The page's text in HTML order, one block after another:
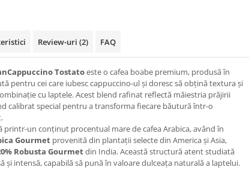
Review-uri (2) FAQ
Tostatoeste o cafea boabe premium, produsă în
pentru cei care iubesc cappuccino-ul și doresc să obțină textura și
cu laptele. Acest blend rafinat reflectă măiestria prăjirii
calibrat special pentru a transforma fiecare băutură într-o
printr-un conținut procentual mare de cafea Arabica, având în
Gourmet provenită din plantații selecte din America și Asia,
Robusta Gourmetdin India. Această structură atent studiată
și intensă, capabilă să pună în valoare dulceața naturală a laptelui.